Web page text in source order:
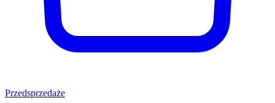
Przedsprzedaże